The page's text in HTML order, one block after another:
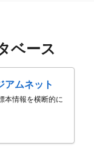
ベース
アムネット
本情報を横断的に